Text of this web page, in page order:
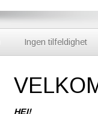
Ingen tilfeldighet
HEI!